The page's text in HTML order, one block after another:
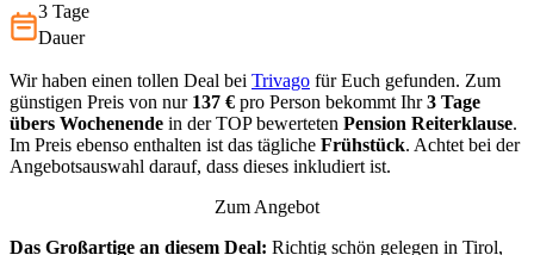
3 Tage
Dauer
Wir haben einen tollen Deal bei Trivago für Euch gefunden. Zum
günstigen Preis von nur 137 € pro Person bekommt Ihr3 Tage
übers Wochenende in der TOP bewerteten Pension Reiterklause.
Im Preis ebenso enthalten ist das tägliche Frühstück. Achtet bei der
Angebotsauswahl darauf, dass dieses inkludiert ist.
Zum Angebot
Das Großartige an diesem Deal: Richtig schön gelegen in Tirol,